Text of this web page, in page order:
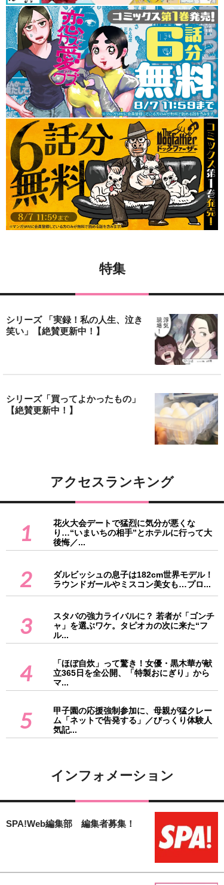
特集
シリーズ 「実録！私の人生、泣き
笑い」【絶賛更新中！】
シリーズ「買ってよかったもの」
【絶賛更新中！】
アクセスランキング
1
花火大会デートで猛烈に気分が悪くな
り…“いまいちの相手”とホテルに行って大
後悔／...
2
ダルビッシュの息子は182cm世界モデル！
ラウンドガールやミスコン美女も…プロ...
3
スタバの強力ライバルに？ 若者が「ゴンチ
ャ」を選ぶワケ。タピオカの次に来た“フ
ル...
4
「ほぼ自炊」って驚き！女優・黒木華が献
立365日を全公開、「特製おにぎり」から
マ...
5
甲子園の応援強制参加に、母親が猛クレー
ム「ネットで告発する」／びっくり体験人
気記...
インフォメーション
SPA!Web編集部 編集者募集！